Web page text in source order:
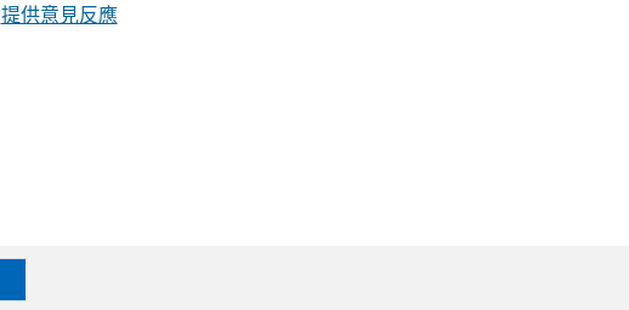
提供意見反應